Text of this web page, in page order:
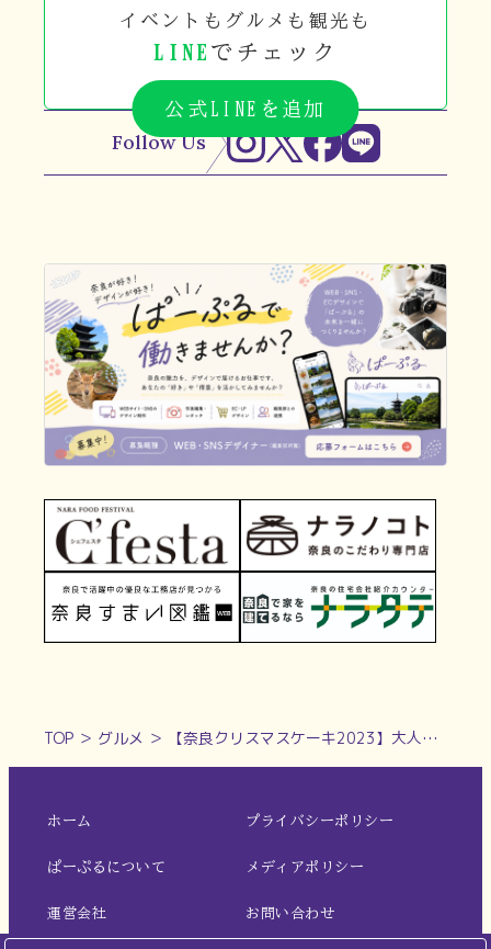
イベントもグルメも観光も
LINE でチェック
公式LINEを追加
Follow Us
TOP ＞ グルメ ＞ 【奈良クリスマスケーキ2023】大人のクリスマスにおすすめのクリスマスケーキ3選
ホーム
ぱーぷるについて
運営会社
プライバシーポリシー
メディアポリシー
お問い合わせ